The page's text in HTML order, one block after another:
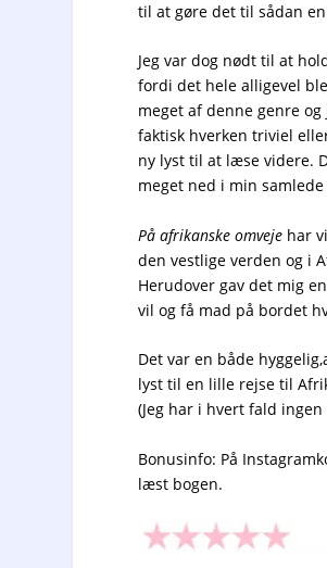
til at gøre det til sådan
Jeg var dog nødt til at
fordi det hele alligevel
meget af denne genre
faktisk hverken triviel
ny lyst til at læse videre.
meget ned i min
På afrikanske omveje har
den vestlige verden og i
Herudover gav det mig
vil og få mad på bordet
Det var en både
lyst til en lille rejse til
(Jeg har i hvert fald ingen
Bonusinfo: På
læst bogen.